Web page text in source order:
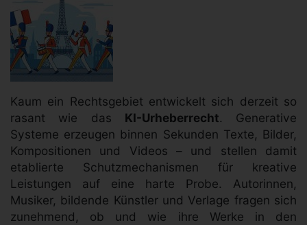
Kaum ein Rechtsgebiet entwickelt sich derzeit so
rasant wie das KI-Urheberrecht. Generative
Systeme erzeugen binnen Sekunden Texte, Bilder,
Kompositionen und Videos – und stellen damit
etablierte Schutzmechanismen für kreative
Leistungen auf eine harte Probe. Autorinnen,
Musiker, bildende Künstler und Verlage fragen sich
zunehmend, ob und wie ihre Werke in den